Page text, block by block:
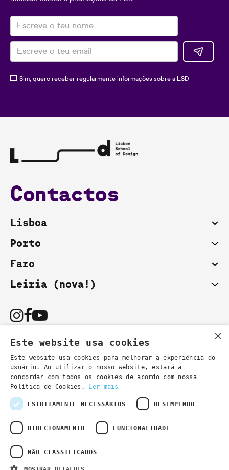
Sim, quero receber regularmente informações sobre a LSD
Contactos
Lisboa
Porto
Faro
Leiria (nova!)
Podes também contactar-nos por email:
secretaria@lsd.pt- informações gerais
cursos@lsd.pt- informações cursos
Política de Privacidade
×
Este website usa cookies
Este website usa cookies para melhorar a experiência do
usuário. Ao utilizar o nosso website, estará a
concordar com todos os cookies de acordo com nossa
Política de Cookies.
Ler mais
ESTRITAMENTE NECESSÁRIOS DESEMPENHO
DIRECIONAMENTO FUNCIONALIDADE
NÃO CLASSIFICADOS